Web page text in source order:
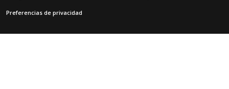
Preferencias de privacidad